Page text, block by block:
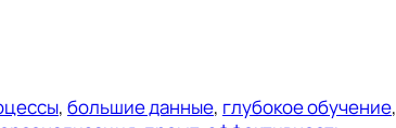
, большие данные, глубокое обучение,